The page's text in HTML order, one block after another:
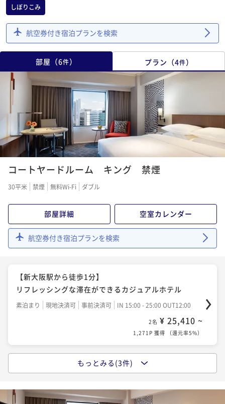
しぼりこみ
航空券付き宿泊プランを検索
部屋 （6件） プラン （4件）
コートヤードルーム キング 禁煙
30平米 禁煙 無料Wi-Fi ダブル
部屋詳細 空室カレンダー
航空券付き宿泊プランを検索
【新大阪駅から徒歩1分】
リフレッシングな滞在ができるカジュアルホテル
素泊まり 現地決済可 事前決済可 IN 15:00 - 25:00 OUT12:00
2名 ¥ 25,410 ~
1,271P 獲得 （還元率5%）
【新大阪駅から徒歩1分】
朝食付き 現地決済可 事前決済可 IN 15:00 - 25:00 OUT12:00
もっとみる(3件)